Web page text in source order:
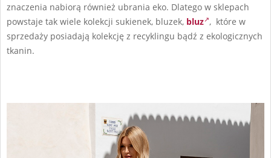
znaczenia nabiorą również ubrania eko. Dlatego w sklepach
powstaje tak wiele kolekcji sukienek, bluzek, bluz , które w
sprzedaży posiadają kolekcję z recyklingu bądź z ekologicznych
tkanin.